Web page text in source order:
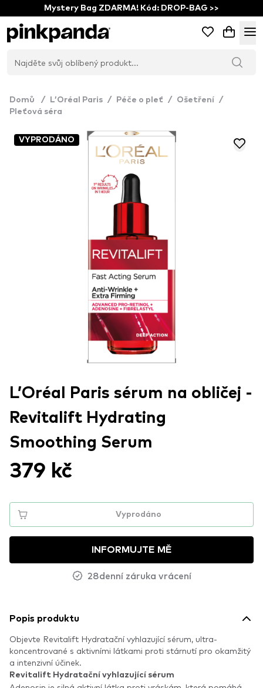
Mystery Bag ZDARMA! Kód: DROP-BAG >>
Domů / L’Oréal Paris / Péče o pleť / Ošetření
/
Pleťová séra
VYPRODÁNO
L’Oréal Paris sérum na obličej -
Revitalift Hydrating
Smoothing Serum
379 kč
Vyprodáno
INFORMUJTE MĚ
28denní záruka vrácení
Popis produktu
Objevte Revitalift Hydratační vyhlazující sérum, ultra-
koncentrované s aktivními látkami proti stárnutí pro okamžitý
a intenzivní účinek.
Revitalift Hydratační vyhlazující sérum